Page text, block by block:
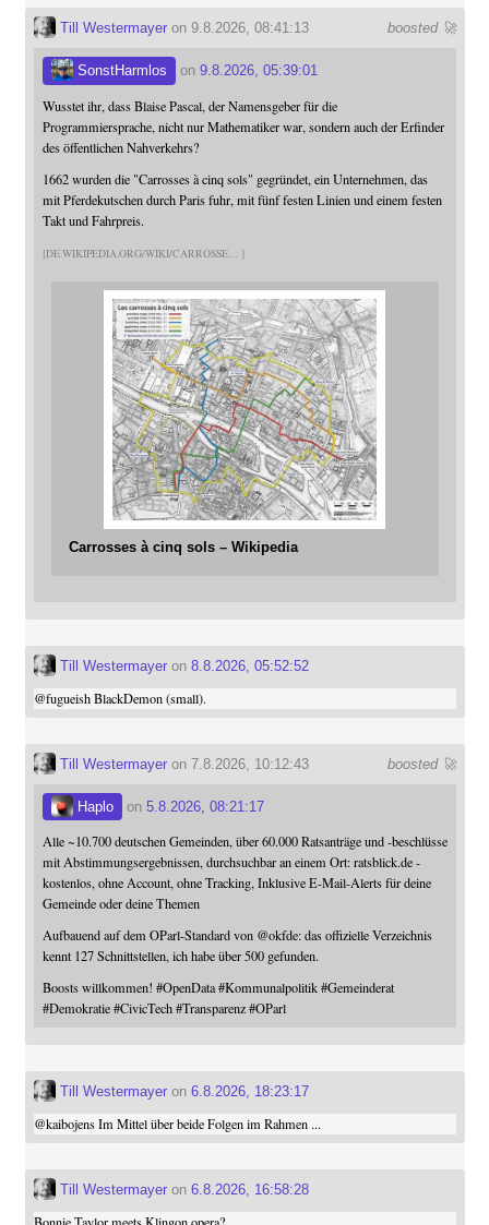
boosted 🚀
Till Westermayeron 9.8.2026, 08:41:13
SonstHarmlos on 9.8.2026, 05:39:01
Wusstet ihr, dass Blaise Pascal, der Namensgeber für die
Programmiersprache, nicht nur Mathematiker war, sondern auch der Erfinder
des öffentlichen Nahverkehrs?
1662 wurden die "Carrosses à cinq sols" gegründet, ein Unternehmen, das
mit Pferdekutschen durch Paris fuhr, mit fünf festen Linien und einem festen
Takt und Fahrpreis.
DE.WIKIPEDIA.ORG/WIKI/CARROSSE
Carrosses à cinq sols – Wikipedia
Till Westermayeron 8.8.2026, 05:52:52
@fugueishBlackDemon (small).
boosted 🚀
Till Westermayeron 7.8.2026, 10:12:43
Haplo on 5.8.2026, 08:21:17
Alle ~10.700 deutschen Gemeinden, über 60.000 Ratsanträge und -beschlüsse
mit Abstimmungsergebnissen, durchsuchbar an einem Ort: ratsblick.de -
kostenlos, ohne Account, ohne Tracking, Inklusive E-Mail-Alerts für deine
Gemeinde oder deine Themen
Aufbauend auf dem OParl-Standard von @okfde: das offizielle Verzeichnis
kennt 127 Schnittstellen, ich habe über 500 gefunden.
Boosts willkommen! #OpenData #Kommunalpolitik #Gemeinderat
#Demokratie #CivicTech #Transparenz #OParl
Till Westermayeron 6.8.2026, 18:23:17
@kaibojensIm Mittel über beide Folgen im Rahmen ...
Till Westermayeron 6.8.2026, 16:58:28